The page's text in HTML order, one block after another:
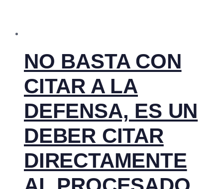
NO BASTA CON
CITAR A LA
DEFENSA, ES UN
DEBER CITAR
DIRECTAMENTE